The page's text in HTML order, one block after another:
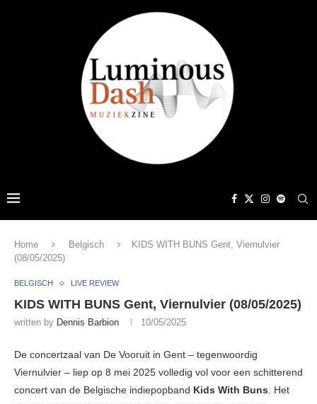
Home Belgisch
KIDS WITH BUNS Gent, Viernulvier
(08/05/2025)
BELGISCH LIVE REVIEW
KIDS WITH BUNS Gent, Viernulvier (08/05/2025)
written by Dennis Barbion 10/05/2025
De concertzaal van De Vooruit in Gent – tegenwoordig
Viernulvier – liep op 8 mei 2025 volledig vol voor een schitterend
concert van de Belgische indiepopband Kids With Buns. Het